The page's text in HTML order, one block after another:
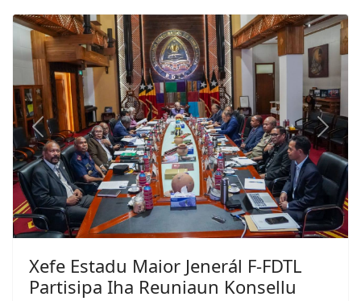
Previous Next
Xefe Estadu Maior Jenerál F-FDTL
Partisipa Iha Reuniaun Konsellu